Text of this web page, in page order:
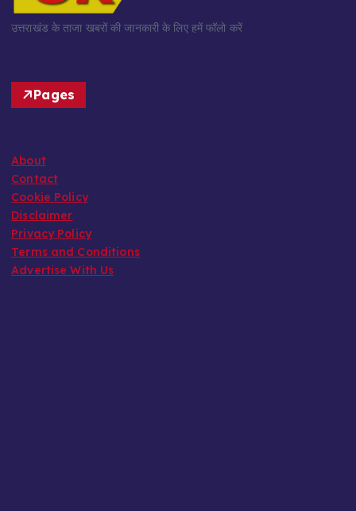
उत्तराखंड के ताजा खबरों की जानकारी के लिए हमें फॉलो करें
Pages
About
Contact
Cookie Policy
Disclaimer
Privacy Policy
Terms and Conditions
Advertise With Us